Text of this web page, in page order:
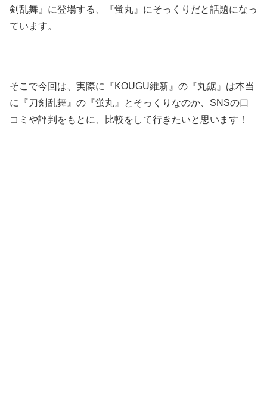
剣乱舞』に登場する、『蛍丸』にそっくりだと話題になっ
ています。
そこで今回は、実際に『KOUGU維新』の『丸鋸』は本当
に『刀剣乱舞』の『蛍丸』とそっくりなのか、SNSの口
コミや評判をもとに、比較をして行きたいと思います！